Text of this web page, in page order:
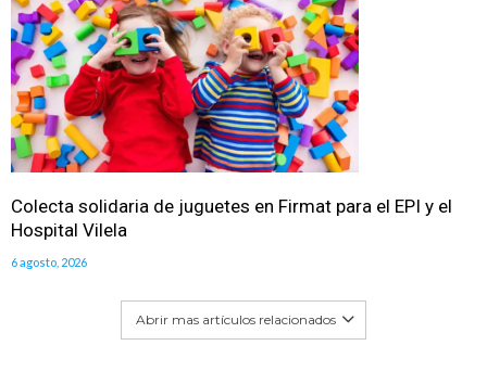
Colecta solidaria de juguetes en Firmat para el EPI y el
Hospital Vilela
6 agosto, 2026
Abrir mas artículos relacionados